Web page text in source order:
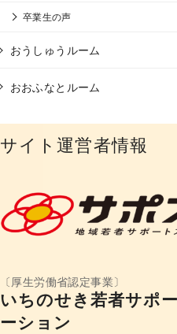
卒業生の声
おうしゅうルーム
おおふなとルーム
サイト運営者情報
いちのせき若者サポ
ーション